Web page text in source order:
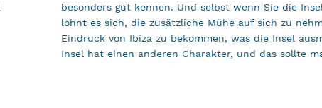
besonders gut kennen. Und selbst wenn Sie die
lohnt es sich, die zusätzliche Mühe auf sich zu
Eindruck von Ibiza zu bekommen, was die Insel
Insel hat einen anderen Charakter, und das sollte